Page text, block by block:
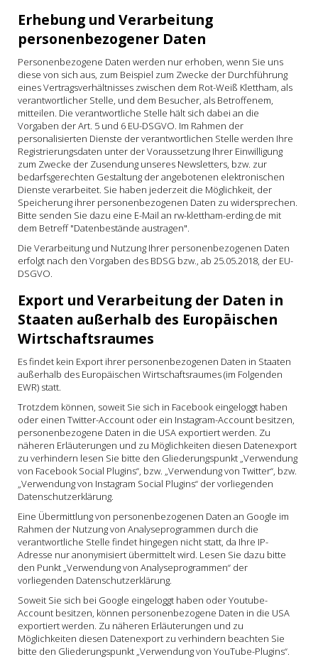
Erhebung und Verarbeitung
personenbezogener Daten
Personenbezogene Daten werden nur erhoben, wenn Sie uns
diese von sich aus, zum Beispiel zum Zwecke der Durchführung
eines Vertragsverhältnisses zwischen dem Rot-Weiß Klettham, als
verantwortlicher Stelle, und dem Besucher, als Betroffenem,
mitteilen. Die verantwortliche Stelle hält sich dabei an die
Vorgaben der Art. 5 und 6 EU-DSGVO. Im Rahmen der
personalisierten Dienste der verantwortlichen Stelle werden Ihre
Registrierungsdaten unter der Voraussetzung Ihrer Einwilligung
zum Zwecke der Zusendung unseres Newsletters, bzw. zur
bedarfsgerechten Gestaltung der angebotenen elektronischen
Dienste verarbeitet. Sie haben jederzeit die Möglichkeit, der
Speicherung ihrer personenbezogenen Daten zu widersprechen.
Bitte senden Sie dazu eine E-Mail an rw-klettham-erding.de mit
dem Betreff "Datenbestände austragen".
Die Verarbeitung und Nutzung Ihrer personenbezogenen Daten
erfolgt nach den Vorgaben des BDSG bzw., ab 25.05.2018, der EU-
DSGVO.
Export und Verarbeitung der Daten in
Staaten außerhalb des Europäischen
Wirtschaftsraumes
Es findet kein Export ihrer personenbezogenen Daten in Staaten
außerhalb des Europäischen Wirtschaftsraumes (im Folgenden
EWR) statt.
Trotzdem können, soweit Sie sich in Facebook eingeloggt haben
oder einen Twitter-Account oder ein Instagram-Account besitzen,
personenbezogene Daten in die USA exportiert werden. Zu
näheren Erläuterungen und zu Möglichkeiten diesen Datenexport
zu verhindern lesen Sie bitte den Gliederungspunkt „Verwendung
von Facebook Social Plugins“, bzw. „Verwendung von Twitter“, bzw.
„Verwendung von Instagram Social Plugins“ der vorliegenden
Datenschutzerklärung.
Eine Übermittlung von personenbezogenen Daten an Google im
Rahmen der Nutzung von Analyseprogrammen durch die
verantwortliche Stelle findet hingegen nicht statt, da Ihre IP-
Adresse nur anonymisiert übermittelt wird. Lesen Sie dazu bitte
den Punkt „Verwendung von Analyseprogrammen“ der
vorliegenden Datenschutzerklärung.
Soweit Sie sich bei Google eingeloggt haben oder Youtube-
Account besitzen, können personenbezogene Daten in die USA
exportiert werden. Zu näheren Erläuterungen und zu
Möglichkeiten diesen Datenexport zu verhindern beachten Sie
bitte den Gliederungspunkt „Verwendung von YouTube-Plugins“.